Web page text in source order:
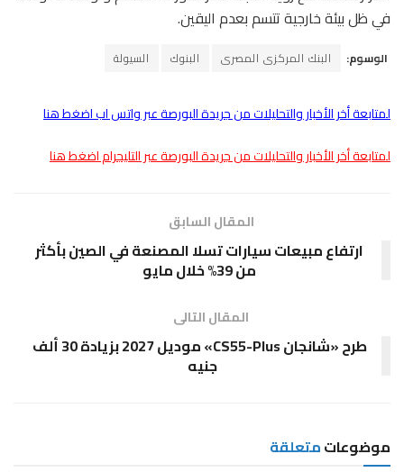
في ظل بيئة خارجية تتسم بعدم اليقين.
الوسوم: البنك المركزى المصرى البنوك السيولة
لمتابعة أخر الأخبار والتحليلات من جريدة البورصة عبر واتس اب اضغط هنا
لمتابعة أخر الأخبار والتحليلات من جريدة البورصة عبر التليجرام اضغط هنا
المقال السابق
ارتفاع مبيعات سيارات تسلا المصنعة في الصين بأكثر
من 39% خلال مايو
المقال التالى
طرح «شانجان CS55-Plus» موديل 2027 بزيادة 30 ألف
جنيه
موضوعاتمتعلقة